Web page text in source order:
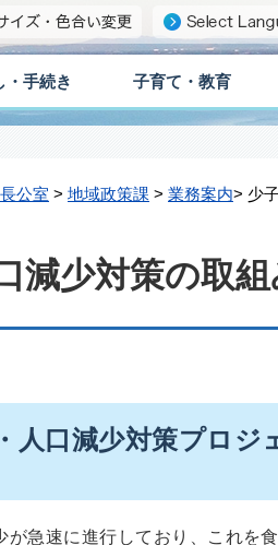
・手続き 子育て・教育
公室 > 地域政策課 > 業務案内> 少
減少対策の取組
人口減少対策プロ
が急速に進行しており、これを